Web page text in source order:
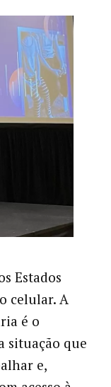
Estados
celular. A
é o
situação que
e,